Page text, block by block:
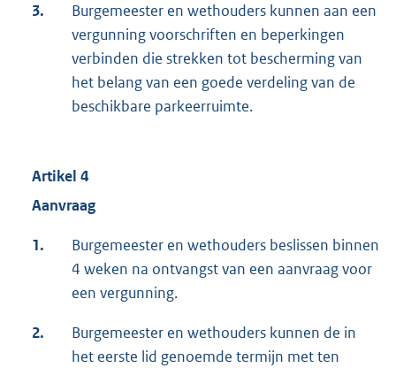
3.
Burgemeester en wethouders kunnen aan een
vergunning voorschriften en beperkingen
verbinden die strekken tot bescherming van
het belang van een goede verdeling van de
beschikbare parkeerruimte.
Artikel 4
Aanvraag
1.
Burgemeester en wethouders beslissen binnen
4 weken na ontvangst van een aanvraag voor
een vergunning.
2.
Burgemeester en wethouders kunnen de in
het eerste lid genoemde termijn met ten